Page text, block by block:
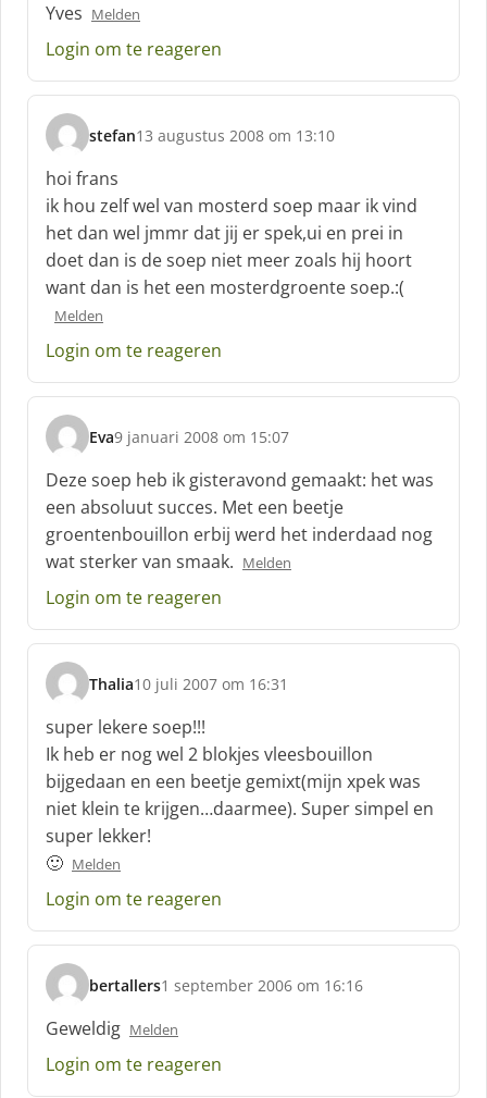
f
:
Yves Melden
Login om te reageren
stefan
s
c
h
r
e
e
f
13 augustus 2008 om 13:10
hoi frans
ik hou zelf wel van mosterd soep maar ik vind
het dan wel jmmr dat jij er spek,ui en prei in
doet dan is de soep niet meer zoals hij hoort
want dan is het een mosterdgroente soep.:(
Melden
Login om te reageren
Eva
s
c
h
r
e
e
:
9 januari 2008 om 15:07
Deze soep heb ik gisteravond gemaakt: het was
een absoluut succes. Met een beetje
groentenbouillon erbij werd het inderdaad nog
wat sterker van smaak. Melden
Login om te reageren
Thalia
s
h
r
e
e
f
:
10 juli 2007 om 16:31
super lekere soep!!!
Ik heb er nog wel 2 blokjes vleesbouillon
bijgedaan en een beetje gemixt(mijn xpek was
niet klein te krijgen…daarmee). Super simpel en
super lekker!
🙂 Melden
Login om te reageren
bertallers
s
c
h
r
1 september 2006 om 16:16
Geweldig Melden
Login om te reageren